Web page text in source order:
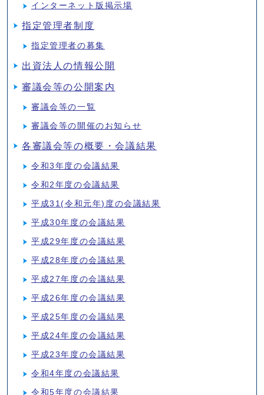
インターネット版掲示場
指定管理者制度
指定管理者の募集
出資法人の情報公開
審議会等の公開案内
審議会等の一覧
審議会等の開催のお知らせ
各審議会等の概要・会議結果
令和3年度の会議結果
令和2年度の会議結果
平成31(令和元年)度の会議結果
平成30年度の会議結果
平成29年度の会議結果
平成28年度の会議結果
平成27年度の会議結果
平成26年度の会議結果
平成25年度の会議結果
平成24年度の会議結果
平成23年度の会議結果
令和4年度の会議結果
令和5年度の会議結果